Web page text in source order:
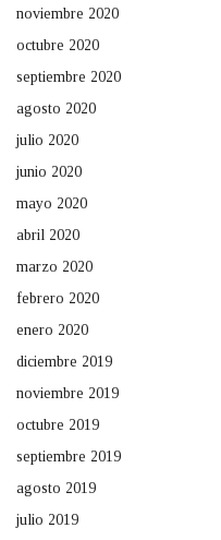
noviembre 2020
octubre 2020
septiembre 2020
agosto 2020
julio 2020
junio 2020
mayo 2020
abril 2020
marzo 2020
febrero 2020
enero 2020
diciembre 2019
noviembre 2019
octubre 2019
septiembre 2019
agosto 2019
julio 2019